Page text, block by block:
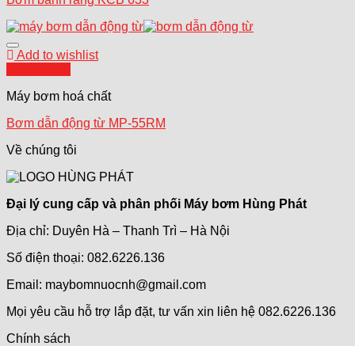
Add to wishlist
Máy bơm hoá chất
Bơm dẫn động từ MP-55RM
Về chúng tôi
Đại lý cung cấp và phân phối Máy bơm Hùng Phát
Địa chỉ: Duyên Hà – Thanh Trì – Hà Nội
Số điện thoại: 082.6226.136
Email: maybomnuocnh@gmail.com
Mọi yêu cầu hỗ trợ lắp đặt, tư vấn xin liên hệ 082.6226.136
Chính sách